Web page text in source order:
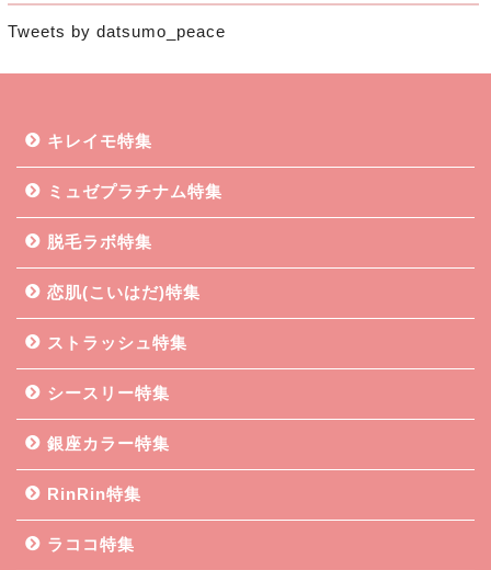
Tweets by datsumo_peace
キレイモ特集
ミュゼプラチナム特集
脱毛ラボ特集
恋肌(こいはだ)特集
ストラッシュ特集
シースリー特集
銀座カラー特集
RinRin特集
ラココ特集